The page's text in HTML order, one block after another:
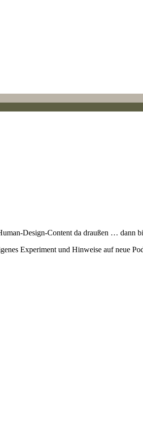
Design-Content da draußen … dann
Experiment und Hinweise auf neue